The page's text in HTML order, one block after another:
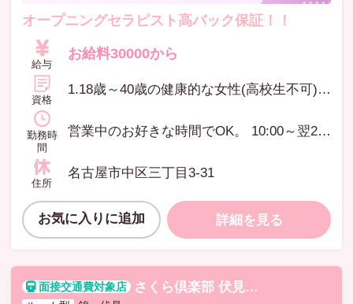
オープニングセラピスト高バック保証！！
給与
お給料30000から
資格
1.18歳～40歳の健康的な女性(高校生不可) 2.人を癒すことに興味がある方(未経験大歓迎) 3.マッサージの技術を身に着けたい方女性を磨きたい方 4.接客や人と話すのが好きな方 5.リラクゼーションマッサージ・エステ経験者の方 6.短い期間で安全に高収入を得たい方
勤務時
間
営業中のお好きな時間でOK。 10:00～翌2：00迄自由シフト制 最低出勤日数や時間の決まりはございません。 当日の緊急出勤の対応もいたします。
住所
名古屋市中区三丁目3-31
お気に入りに追加 詳細を見る
さくら倶楽部 伏見店